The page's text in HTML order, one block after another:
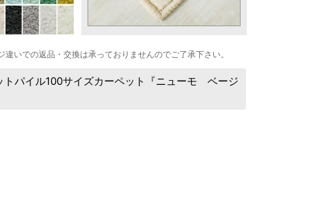
いでの返品・交換は承っておりませんのでご了承下さい。
トパイル100サイズカーペット『ニューモ ベージ